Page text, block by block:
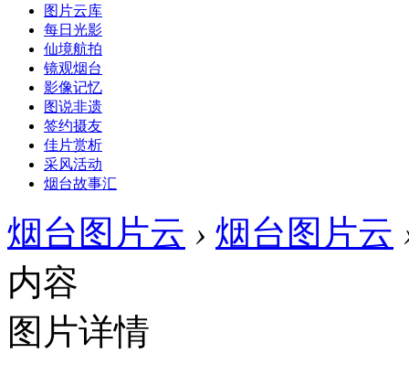
图片云库
每日光影
仙境航拍
镜观烟台
影像记忆
图说非遗
签约摄友
佳片赏析
采风活动
烟台故事汇
烟台图片云 › 烟台图片云
内容
图片详情